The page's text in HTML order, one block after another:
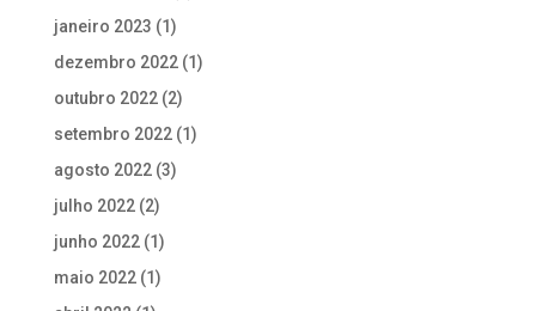
janeiro 2023 (1)
dezembro 2022(1)
outubro 2022(2)
setembro 2022(1)
agosto 2022(3)
julho 2022(2)
junho 2022(1)
maio 2022(1)